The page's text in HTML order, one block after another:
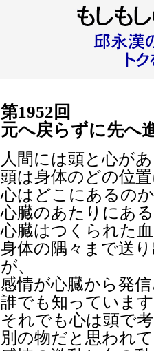
第1952回
元へ戻らずに先へ
人間には頭と心が
頭は身体のどの位
心はどこにあるの
心臓のあたりにあ
心臓はつくられた
身体の隅々まで送
が、
感情が心臓から発
誰でも知っていま
それでも心は頭で
別の物だと思われ